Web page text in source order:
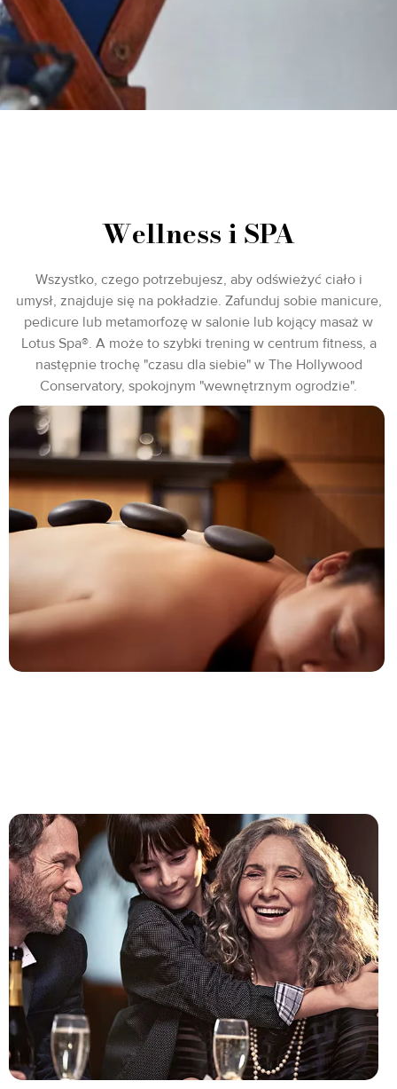
Wellness i SPA
Wszystko, czego potrzebujesz, aby odświeżyć ciało i
umysł, znajduje się na pokładzie. Zafunduj sobie manicure,
pedicure lub metamorfozę w salonie lub kojący masaż w
Lotus Spa®. A może to szybki trening w centrum fitness, a
następnie trochę "czasu dla siebie" w The Hollywood
Conservatory, spokojnym "wewnętrznym ogrodzie".